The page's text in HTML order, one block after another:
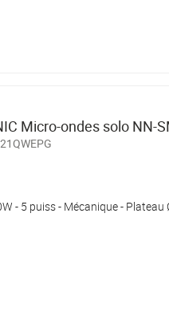
Micro-ondes solo NN-
- 5 puiss - Mécanique -